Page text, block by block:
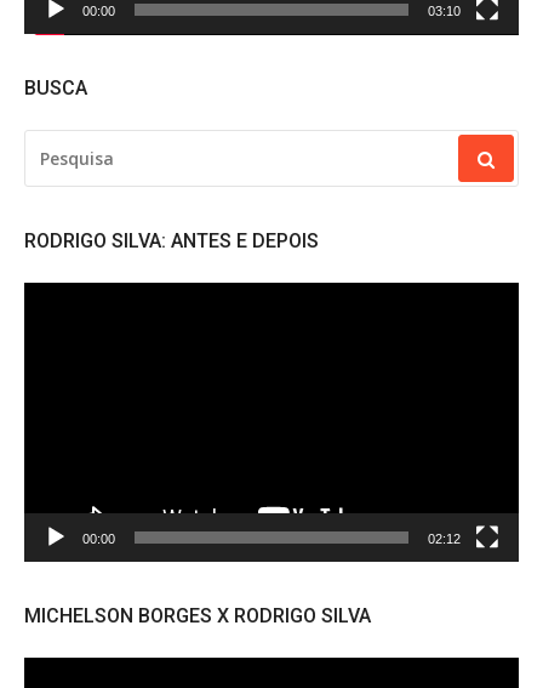
00:00 03:10
BUSCA
POR:
RODRIGO SILVA: ANTES E DEPOIS
00:00 02:12
MICHELSON BORGES X RODRIGO SILVA